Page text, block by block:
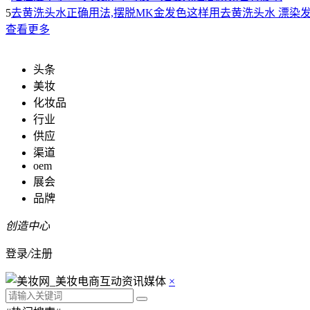
5去黄洗头水正确用法,摆脱MK金发色这样用去黄洗头水 漂染
查看更多
头条
美妆
化妆品
行业
供应
渠道
oem
展会
品牌
创造中心
登录/注册
×